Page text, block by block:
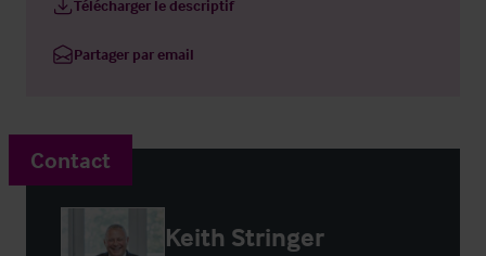
Télécharger le descriptif
Partager par email
Contact
Keith Stringer